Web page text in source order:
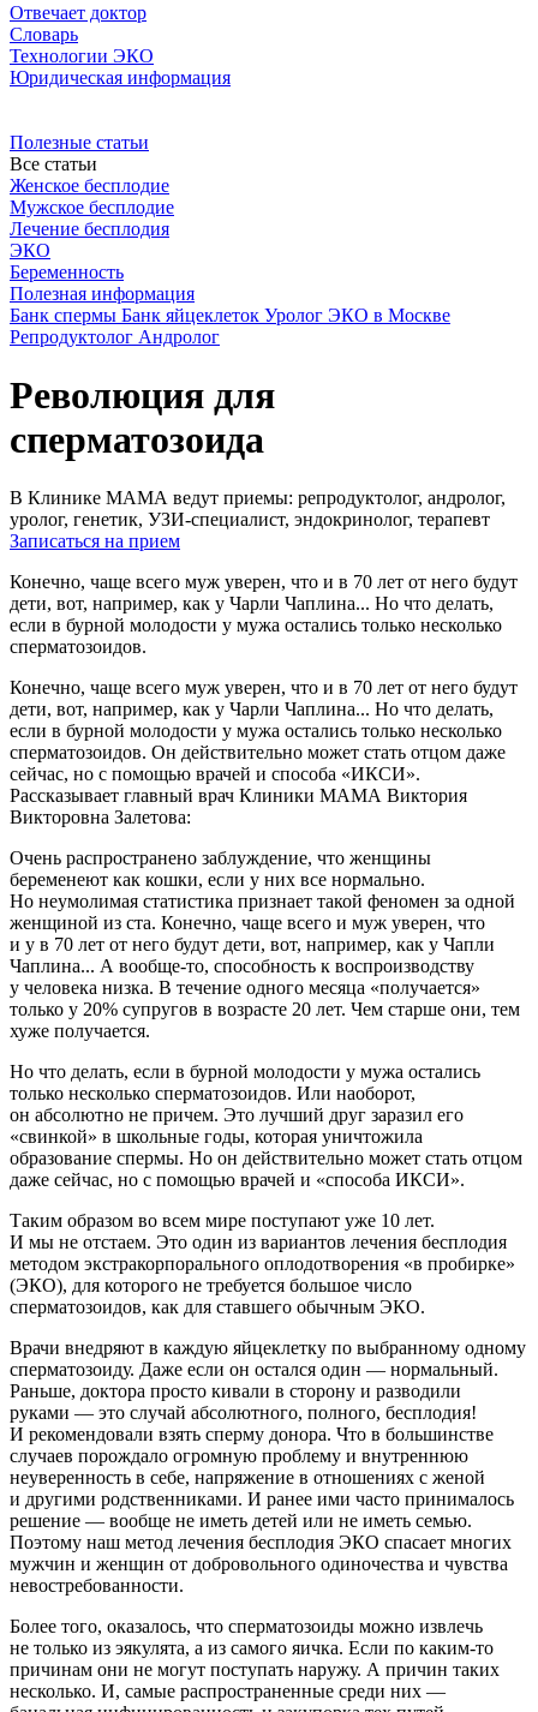
Отвечает доктор
Словарь
Технологии ЭКО
Юридическая информация
Полезные статьи
Все статьи
Женское бесплодие
Мужское бесплодие
Лечение бесплодия
ЭКО
Беременность
Полезная информация
Банк спермы Банк яйцеклеток Уролог ЭКО в Москве
Репродуктолог Андролог
Революция для
сперматозоида
В Клинике МАМА ведут приемы: репродуктолог, андролог,
уролог, генетик, УЗИ-специалист, эндокринолог, терапевт
Записаться на прием
Конечно, чаще всего муж уверен, что и в 70 лет от него будут
дети, вот, например, как у Чарли Чаплина... Но что делать,
если в бурной молодости у мужа остались только несколько
сперматозоидов.
Конечно, чаще всего муж уверен, что и в 70 лет от него будут
дети, вот, например, как у Чарли Чаплина... Но что делать,
если в бурной молодости у мужа остались только несколько
сперматозоидов. Он действительно может стать отцом даже
сейчас, но с помощью врачей и способа «ИКСИ».
Рассказывает главный врач Клиники МАМА Виктория
Викторовна Залетова:
Очень распространено заблуждение, что женщины
беременеют как кошки, если у них все нормально.
Но неумолимая статистика признает такой феномен за одной
женщиной из ста. Конечно, чаще всего и муж уверен, что
и у в 70 лет от него будут дети, вот, например, как у Чапли
Чаплина... А вообще-то, способность к воспроизводству
у человека низка. В течение одного месяца «получается»
только у 20% супругов в возрасте 20 лет. Чем старше они, тем
хуже получается.
Но что делать, если в бурной молодости у мужа остались
только несколько сперматозоидов. Или наоборот,
он абсолютно не причем. Это лучший друг заразил его
«свинкой» в школьные годы, которая уничтожила
образование спермы. Но он действительно может стать отцом
даже сейчас, но с помощью врачей и «способа ИКСИ».
Таким образом во всем мире поступают уже 10 лет.
И мы не отстаем. Это один из вариантов лечения бесплодия
методом экстракорпорального оплодотворения «в пробирке»
(ЭКО), для которого не требуется большое число
сперматозоидов, как для ставшего обычным ЭКО.
Врачи внедряют в каждую яйцеклетку по выбранному одному
сперматозоиду. Даже если он остался один — нормальный.
Раньше, доктора просто кивали в сторону и разводили
руками — это случай абсолютного, полного, бесплодия!
И рекомендовали взять сперму донора. Что в большинстве
случаев порождало огромную проблему и внутреннюю
неуверенность в себе, напряжение в отношениях с женой
и другими родственниками. И ранее ими часто принималось
решение — вообще не иметь детей или не иметь семью.
Поэтому наш метод лечения бесплодия ЭКО спасает многих
мужчин и женщин от добровольного одиночества и чувства
невостребованности.
Более того, оказалось, что сперматозоиды можно извлечь
не только из эякулята, а из самого яичка. Если по каким-то
причинам они не могут поступать наружу. А причин таких
несколько. И, самые распространенные среди них —